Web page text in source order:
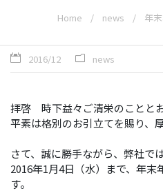
Home news 年
2016/12 news
拝啓 時下益々ご清栄のことと
平素は格別のお引立てを賜り、
さて、誠に勝手ながら、弊社で
2016年1月4日（水）まで、年末
す。